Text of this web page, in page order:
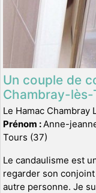
Un couple de
Chambray-
Le Hamac Chambray
Prénom : Anne-
Tours (37)
Le candaulisme est
regarder son
autre personne. Je